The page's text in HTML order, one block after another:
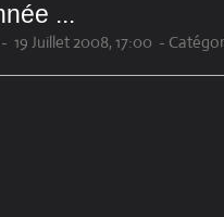
...
- 19 Juillet 2008, 17:00 -